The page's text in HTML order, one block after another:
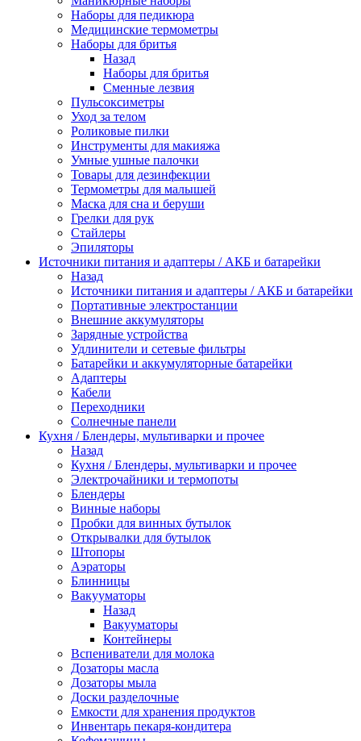
Наборы для педикюра
Медицинские термометры
Наборы для бритья
Назад
Наборы для бритья
Сменные лезвия
Пульсоксиметры
Уход за телом
Роликовые пилки
Инструменты для макияжа
Умные ушные палочки
Товары для дезинфекции
Термометры для малышей
Маска для сна и беруши
Грелки для рук
Стайлеры
Эпиляторы
Источники питания и адаптеры / АКБ и батарейки
Назад
Источники питания и адаптеры / АКБ и батарейки
Портативные электростанции
Внешние аккумуляторы
Зарядные устройства
Удлинители и сетевые фильтры
Батарейки и аккумуляторные батарейки
Адаптеры
Кабели
Переходники
Солнечные панели
Кухня / Блендеры, мультиварки и прочее
Назад
Кухня / Блендеры, мультиварки и прочее
Электрочайники и термопоты
Блендеры
Винные наборы
Пробки для винных бутылок
Открывалки для бутылок
Штопоры
Аэраторы
Блинницы
Вакууматоры
Назад
Вакууматоры
Контейнеры
Вспениватели для молока
Дозаторы масла
Дозаторы мыла
Доски разделочные
Емкости для хранения продуктов
Инвентарь пекаря-кондитера